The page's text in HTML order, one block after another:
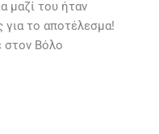
μαζί του ήταν
για το αποτέλεσμα!
στον Βόλο